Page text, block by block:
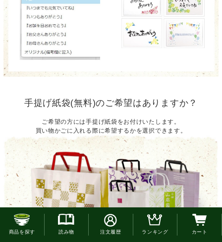
手提げ紙袋(無料)のご希望はありますか？
ご希望の方には手提げ紙袋をお付けいたします。
買い物かごに入れる際に希望するかを選択できます。
お電話でのご注文はこちら
商品を探す 読み物 注文履歴 ランキング カート